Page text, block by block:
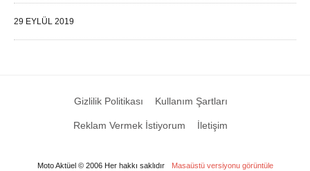
29 EYLÜL 2019
Gizlilik Politikası Kullanım Şartları
Reklam Vermek İstiyorum İletişim
Moto Aktüel © 2006 Her hakkı saklıdır Masaüstü versiyonu görüntüle